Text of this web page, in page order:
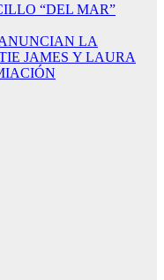
“DEL MAR”
LA
JAMES Y LAURA